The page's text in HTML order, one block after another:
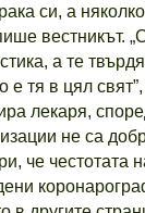
си, а
вестникът.
а те
е тя в цял
лекаря,
не са
че честотата